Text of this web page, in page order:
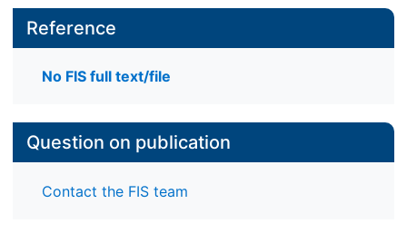
Reference
No FIS full text/file
Question on publication
Contact the FIS team